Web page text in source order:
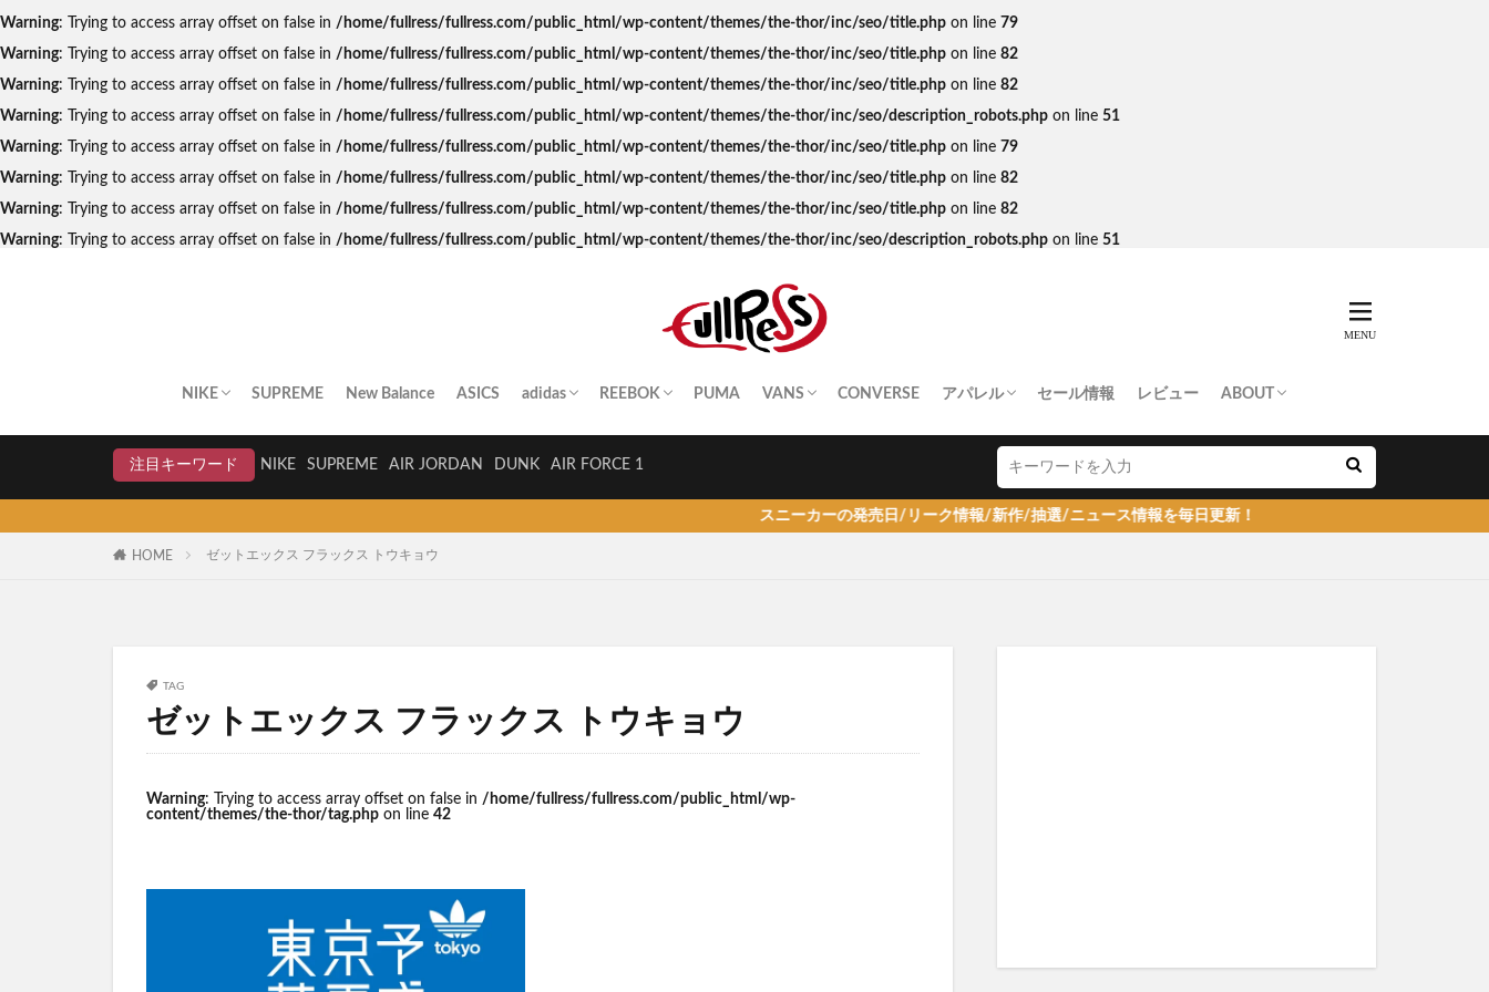
Warning: Trying to access array offset on false in /home/fullress/fullress.com/public_html/wp-content/themes/the-thor/inc/seo/title.php on line 79
Warning: Trying to access array offset on false in /home/fullress/fullress.com/public_html/wp-content/themes/the-thor/inc/seo/title.php on line 82
Warning: Trying to access array offset on false in /home/fullress/fullress.com/public_html/wp-content/themes/the-thor/inc/seo/title.php on line 82
Warning: Trying to access array offset on false in /home/fullress/fullress.com/public_html/wp-content/themes/the-thor/inc/seo/description_robots.php on line 51
Warning: Trying to access array offset on false in /home/fullress/fullress.com/public_html/wp-content/themes/the-thor/inc/seo/title.php on line 79
Warning: Trying to access array offset on false in /home/fullress/fullress.com/public_html/wp-content/themes/the-thor/inc/seo/title.php on line 82
Warning: Trying to access array offset on false in /home/fullress/fullress.com/public_html/wp-content/themes/the-thor/inc/seo/title.php on line 82
Warning: Trying to access array offset on false in /home/fullress/fullress.com/public_html/wp-content/themes/the-thor/inc/seo/description_robots.php on line 51
NIKE SUPREME New Balance ASICS adidas REEBOK PUMA VANS CONVERSE アパレル セール情報 レビュー ABOUT
注目キーワード
NIKE SUPREME AIR JORDAN DUNK AIR FORCE 1
スニーカーの発売日/リーク情報/新作/抽選/ニュース情報を毎日更新！
HOME ゼットエックス フラックス トウキョウ
TAG
ゼットエックス フラックス トウキョウ
Warning: Trying to access array offset on false in /home/fullress/fullress.com/public_html/wp-
content/themes/the-thor/tag.php on line 42